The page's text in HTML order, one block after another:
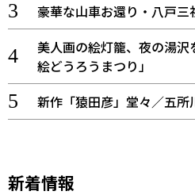
豪華な山車お還り・八戸三
美人画の絵灯籠、夜の湯
絵どうろうまつり」
新作「猿田彦」堂々／五所
新着情報